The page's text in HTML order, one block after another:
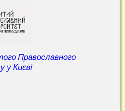
Православного
у Києві